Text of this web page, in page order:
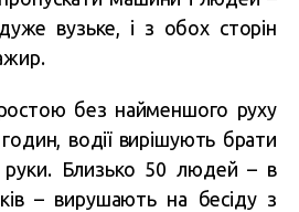
вузьке, і з обох сторін
без найменшого руху
водії вирішують брати
руки. Близько 50 людей – в
– вирушають на бесіду з